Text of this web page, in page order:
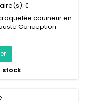
0
couineur en
Conception
stock